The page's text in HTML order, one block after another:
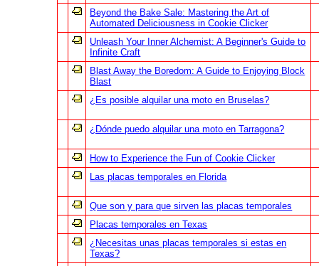
Beyond the Bake Sale: Mastering the Art of
Automated Deliciousness in Cookie Clicker
Unleash Your Inner Alchemist: A Beginner's Guide to
Infinite Craft
Blast Away the Boredom: A Guide to Enjoying Block
Blast
¿Es posible alquilar una moto en Bruselas?
¿Dónde puedo alquilar una moto en Tarragona?
How to Experience the Fun of Cookie Clicker
Las placas temporales en Florida
Que son y para que sirven las placas temporales
Placas temporales en Texas
¿Necesitas unas placas temporales si estas en
Texas?